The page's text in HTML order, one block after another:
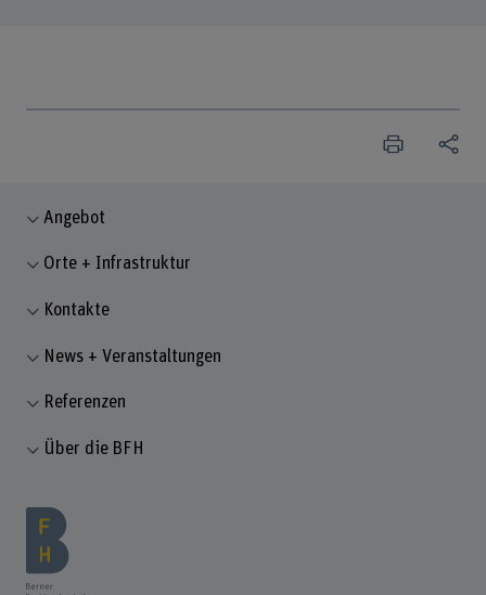
Angebot
Orte + Infrastruktur
Kontakte
News + Veranstaltungen
Referenzen
Über die BFH